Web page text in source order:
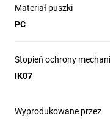
Materiał puszki
PC
Stopień ochrony
IK07
Wyprodukowane przez